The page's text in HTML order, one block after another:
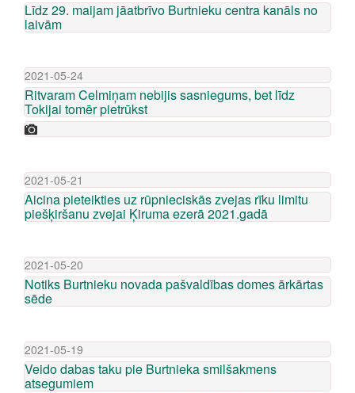
Līdz 29. maijam jāatbrīvo Burtnieku centra kanāls no
laivām
2021-05-24
Ritvaram Celmiņam nebijis sasniegums, bet līdz
Tokijai tomēr pietrūkst
2021-05-21
Aicina pieteikties uz rūpnieciskās zvejas rīku limitu
piešķiršanu zvejai Ķiruma ezerā 2021.gadā
2021-05-20
Notiks Burtnieku novada pašvaldības domes ārkārtas
sēde
2021-05-19
Veido dabas taku pie Burtnieka smilšakmens
atsegumiem